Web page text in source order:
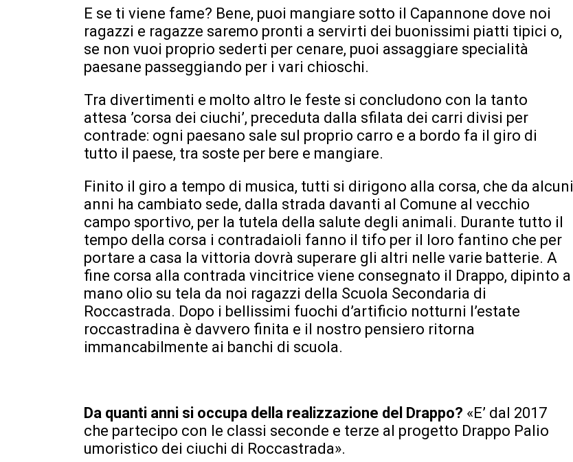
E se ti viene fame? Bene, puoi mangiare sotto il Capannone dove noi
ragazzi e ragazze saremo pronti a servirti dei buonissimi piatti tipici o,
se non vuoi proprio sederti per cenare, puoi assaggiare specialità
paesane passeggiando per i vari chioschi.
Tra divertimenti e molto altro le feste si concludono con la tanto
attesa ’corsa dei ciuchi’, preceduta dalla sfilata dei carri divisi per
contrade: ogni paesano sale sul proprio carro e a bordo fa il giro di
tutto il paese, tra soste per bere e mangiare.
Finito il giro a tempo di musica, tutti si dirigono alla corsa, che da alcuni
anni ha cambiato sede, dalla strada davanti al Comune al vecchio
campo sportivo, per la tutela della salute degli animali. Durante tutto il
tempo della corsa i contradaioli fanno il tifo per il loro fantino che per
portare a casa la vittoria dovrà superare gli altri nelle varie batterie. A
fine corsa alla contrada vincitrice viene consegnato il Drappo, dipinto a
mano olio su tela da noi ragazzi della Scuola Secondaria di
Roccastrada. Dopo i bellissimi fuochi d’artificio notturni l’estate
roccastradina è davvero finita e il nostro pensiero ritorna
immancabilmente ai banchi di scuola.
Da quanti anni si occupa della realizzazione del Drappo? «E’ dal 2017
che partecipo con le classi seconde e terze al progetto Drappo Palio
umoristico dei ciuchi di Roccastrada».